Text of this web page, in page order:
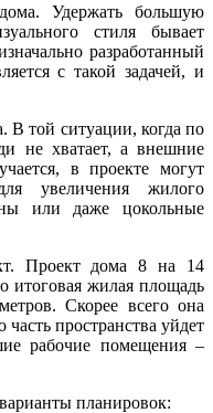
Удержать большую
стиля бывает
разработанный
с такой задачей, и
В той ситуации, когда по
не хватает, а внешние
в проекте могут
увеличения жилого
или даже цокольные
Проект дома 8 на 14
итоговая жилая площадь
Скорее всего она
пространства уйдет
рабочие помещения –
планировок: